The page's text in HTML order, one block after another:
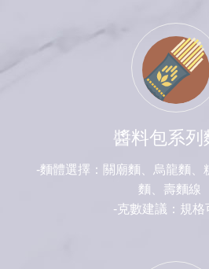
醬料包系列
-麵體選擇：關廟麵、烏龍麵、
麵、壽麵線
-克數建議：規格